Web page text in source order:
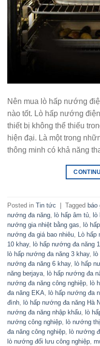
Nên mua lò hấp nướng
nào tốt. Lò hấp nướng
thiết bị không thể thiếu
hiện đại. Là một trong
thông minh có khả năng
Posted in Tin tức | Tagged báo
nướng đa năng lò hấp âm tủ lò
nướng gia nhiệt bằng gas lò
nướng đa giá bao nhiêu Lò hấp
10 khay, lò hấp nướng đa năng
lò hấp nướng đa năng 3 khay, lò
nướng đa năng 6 khay, lò hấp
năng berjaya lò hấp nướng đa
nướng đa năng công nghiệp lò
đa năng EKA lò hấp nướng đa
đình lò hấp nướng đa năng Hà
nướng đa năng nhập khẩu lò
nướng công nghiệp lò nướng
đa năng công nghiệp lò nướng
lò nướng đối lưu công nghiệp